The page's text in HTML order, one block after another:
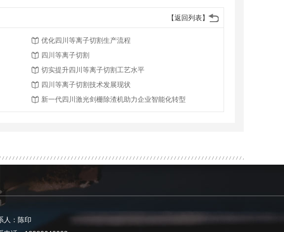
【返回列表】
优化四川等离子切割生产流程
四川等离子切割
切实提升四川等离子切割工艺水平
四川等离子切割技术发展现状
新一代四川激光剑栅除渣机助力企业智能化转型
人：陈印